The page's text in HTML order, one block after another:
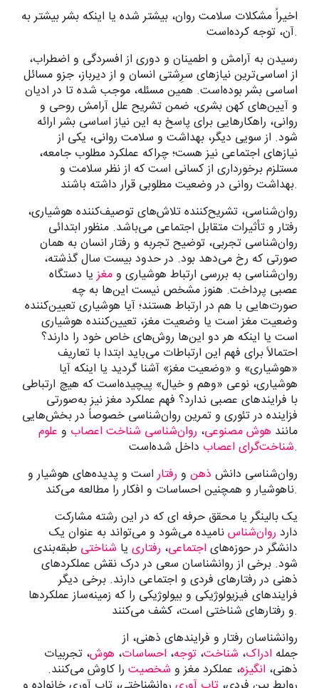
اخیراً مشکلات سلامت روان، بیشتر شده یا اینکه بشر بیشتر به
آن، توجه کرده‌است.
رسیدن به آرامش و اطمینان و دوری از افسردگی و اضطراب،
از اساسی‌ترین نیازهای سرِشتی انسان و از دیرباز، جزو مسائل
اساسی بشر بوده‌است. همین مسئله، موجب شده تا در ادیان
و آیین‌های کهن بشری، ضمن تشریح علل آرامش روحی و
روانی، راهکارهایی برای پاسخ به این نیاز اساسی بشر ارائه
شود. از سویی دیگر، بهداشت و سلامت روانی، یکی از
نیازهای اجتماعی نیز هست؛ چراکه عملکرد مطلوب جامعه،
مستلزم برخورداری از کسانی است که از نظر سلامت و
بهداشت روانی در وضعیت مطلوبی قرار داشته باشند.
روان‌شناسی، تشریح‌کننده تلاش‌های توصیف‌کننده هوشیاری،
رفتار و تأثیرات متقابل اجتماعی می‌باشد. منظور ابتدائی
روان‌شناسی تجربی، توضیح تجربه و رفتار انسان به همان
صورتی که رخ می‌دهد بود. در حدود بیست سال گذشته،
روان‌شناسی به بررسی ارتباط هوشیاری ومغزیا دستگاه
عصبی پرداخت. هنوز مشخص نیست این‌ها به چه
صورت‌هایی با هم در ارتباط هستند؛ آیا هوشیاری تعیین‌کننده
وضعیت مغز است یا وضعیت مغز، تعیین‌کننده هوشیاری
است یا اینکه هر دو این‌ها روش‌های خاص خود را دارند؟
احتمالاً برای فهم این ارتباطات می‌باید ابتدا با تعاریف
«هوشیاری» و «وضعیت مغز» آشنا گردید یا اینکه آیا
هوشیاری، نوعی «وهم و خیال» پیچیده‌است که هیچ ارتباطی
با فرایندهای عصبی ندارد؟ فهم عملکرد مغز نیز به‌صورتی
فزاینده در تئوری و تمرین روان‌شناسی خصوصاً در بخش‌هایی
مانند هوش مصنوعی، روان‌شناسی شناخت اعصاب و علوم
شناخت‌گرای اعصابداخل شده‌است.
روان‌شناسی دانش ذهن و رفتاراست و پدیده‌های هوشیار و
ناهوشیار و همچنین احساسات و افکار را مطالعه می‌کند.
یک بالینگر یا محقق حرفه ای که در این رشته مشارکت
دارد روان‌شناسنامیده می‌شود و می‌تواند به عنوان یک
دانشگر در حوزه‌های اجتماعی، رفتاری یا شناختی طبقه‌بندی
شود. برخی از روانشناسان سعی در درک نقش عملکردهای
ذهنی در رفتارهای فردی و اجتماعی دارند. برخی دیگر
فرایندهای فیزیولوژیکی و بیولوژیکی را که زمینه‌ساز عملکردها
و رفتارهای شناختی است، کشف می‌کنند.
روانشناسان رفتار و فرایندهای ذهنی، از
جمله ادراک، شناخت، توجه، احساسات، هوش، تجربیات
ذهنی، انگیزه، عملکرد مغز و شخصیت را کاوش می‌کنند.